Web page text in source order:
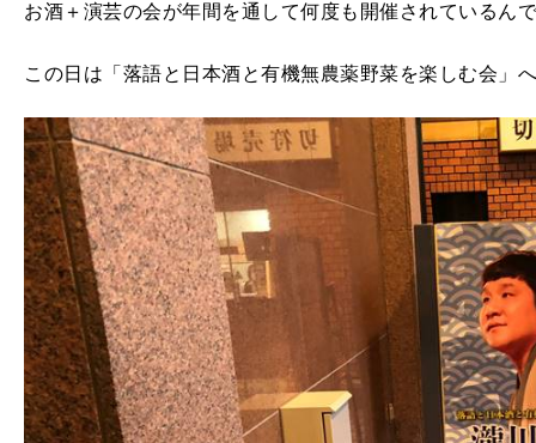
お酒＋演芸の会が年間を通して何度も開催されているん
この日は「落語と日本酒と有機無農薬野菜を楽しむ会」